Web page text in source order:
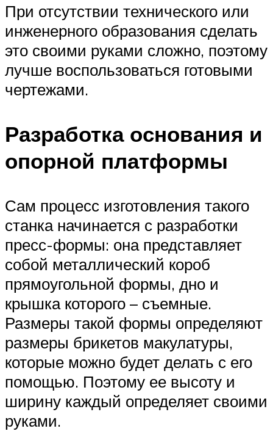
При отсутствии технического или
инженерного образования сделать
это своими руками сложно, поэтому
лучше воспользоваться готовыми
чертежами.
Разработка основания и
опорной платформы
Сам процесс изготовления такого
станка начинается с разработки
пресс-формы: она представляет
собой металлический короб
прямоугольной формы, дно и
крышка которого – съемные.
Размеры такой формы определяют
размеры брикетов макулатуры,
которые можно будет делать с его
помощью. Поэтому ее высоту и
ширину каждый определяет своими
руками.